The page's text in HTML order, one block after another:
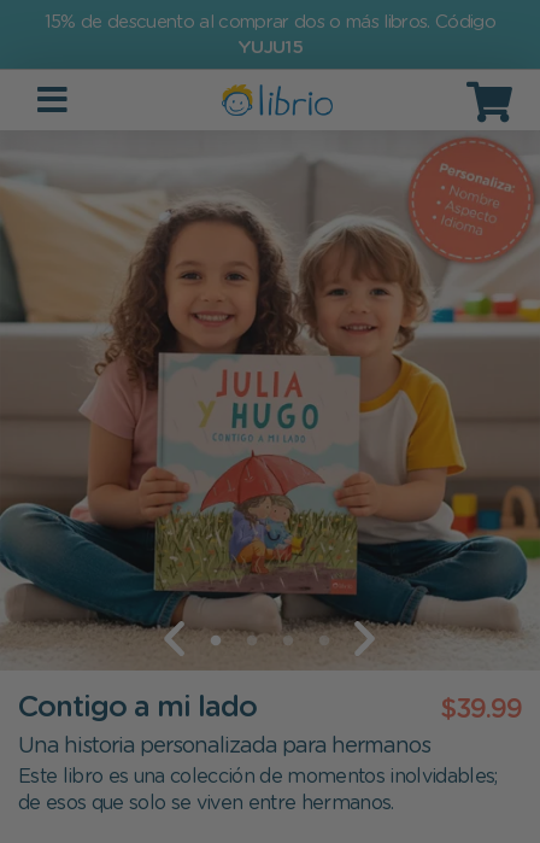
15% de descuento al comprar dos o más libros. Código
YUJU15
Contigo a mi lado $39.99
Una historia personalizada para hermanos
Este libro es una colección de momentos inolvidables;
de esos que solo se viven entre hermanos.